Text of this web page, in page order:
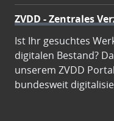
ZVDD - Zentrales
Ist Ihr gesuchtes
digitalen Bestand?
unserem ZVDD
bundesweit